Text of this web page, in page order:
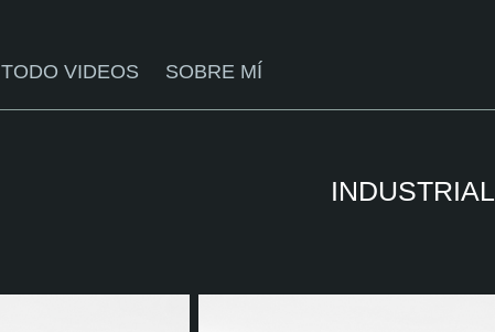
TODO VIDEOS SOBRE MÍ
INDUSTRIAL